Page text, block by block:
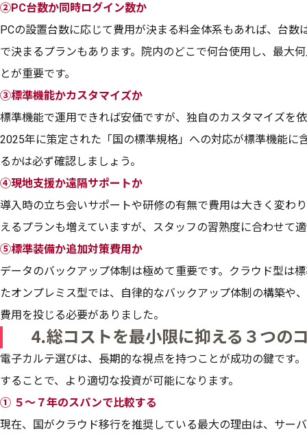
②PC台数か同時ログイン数か
PCの設置台数に応じて費用が決まる料金体系もあれば、台数
で決まるプランもあります。院内のどこで何台使用し、最大
とが重要です。
③標準機能かカスタマイズか
標準機能で運用できれば安価ですが、独自のカスタマイズを
2025年に策定された「国の標準規格」への対応が標準機能に
るかは必ず確認しましょう。
④現地支援か遠隔サポートか
導入時の立ち会いサポートや研修の有無で費用は大きく変わ
えるプランも増えていますが、スタッフの習熟度に合わせて
⑤標準装備か追加対策費用か
データのバックアップ体制は極めて重要です。クラウド型は
たオンプレミス型では、自律的なバックアップ体制の構築や
費用を投じる必要がありました。
⒋総コストを最小限に抑える３つの
電子カルテ選びは、長期的な視点を持つことが成功の鍵です
することで、より適切な投資が可能になります。
① ５〜７年のスパンで比較する
現在、国がクラウド移行を推奨している最大の理由は、サー